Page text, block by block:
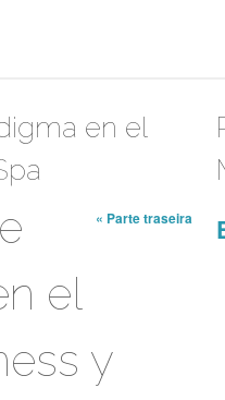
en el
« Parte traseira
el
y